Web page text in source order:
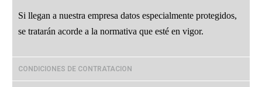
Si llegan a nuestra empresa datos especialmente protegidos,
se tratarán acorde a la normativa que esté en vigor.
CONDICIONES DE CONTRATACION